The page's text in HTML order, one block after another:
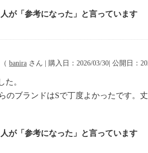
人が「参考になった」と言っています
（ banira さん | 購入日：2026/03/30| 公開日：
。
のブランドはSで丁度よかったです。
が「参考になった」と言っています